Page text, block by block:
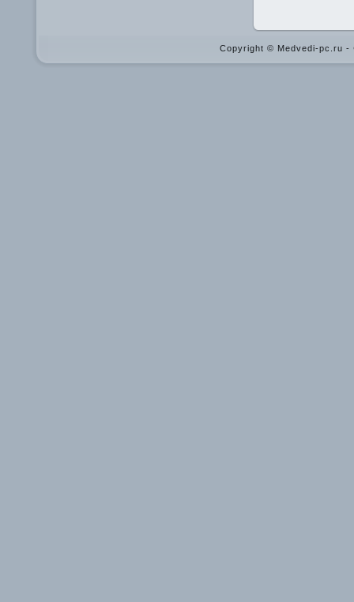
Copyright © Medvedi-pc.ru -